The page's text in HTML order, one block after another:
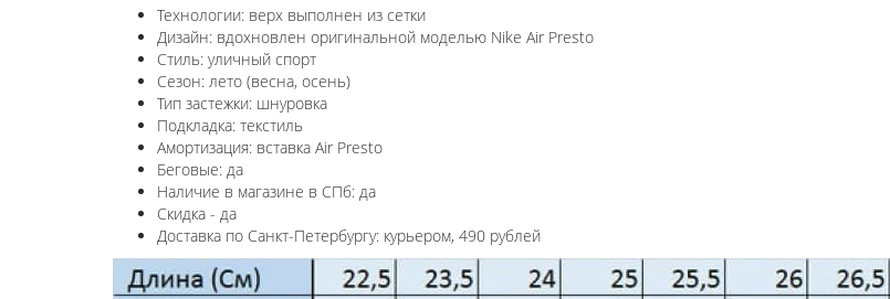
Технологии: верх выполнен из сетки
Дизайн: вдохновлен оригинальной моделью Nike Air Presto
Стиль: уличный спорт
Сезон: лето (весна, осень)
Тип застежки: шнуровка
Подкладка: текстиль
Амортизация: вставка Air Presto
Беговые: да
Наличие в магазине в СПб: да
Скидка - да
Доставка по Санкт-Петербургу: курьером, 490 рублей